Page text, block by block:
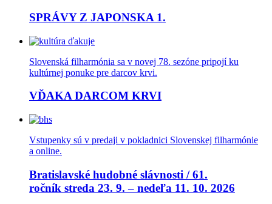
SPRÁVY Z JAPONSKA 1.
Slovenská filharmónia sa v novej 78. sezóne pripojí ku
kultúrnej ponuke pre darcov krvi.
VĎAKA DARCOM KRVI
Vstupenky sú v predaji v pokladnici Slovenskej filharmónie
a online.
Bratislavské hudobné slávnosti / 61.
ročník streda 23. 9. – nedeľa 11. 10. 2026